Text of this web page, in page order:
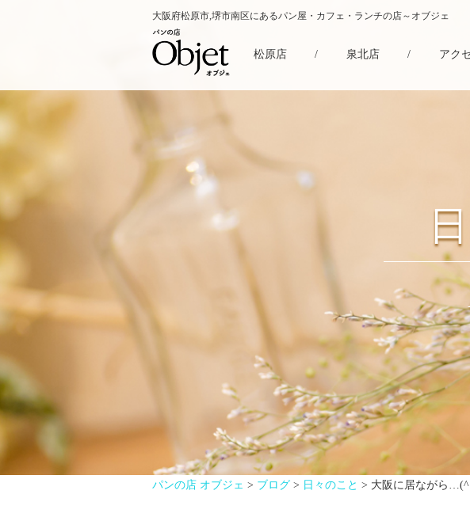
大阪府松原市,堺市南区にあるパン屋・カフェ・ランチの店～オブジェ
松原店 / 泉北店 / アク
パンの店 オブジェ > ブログ > 日々のこと > 大阪に居ながら